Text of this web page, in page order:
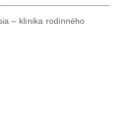
– klinika rodinného